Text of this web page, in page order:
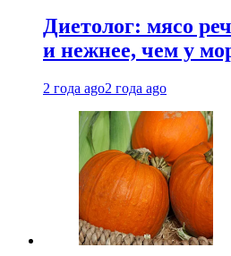
Диетолог: мясо
и нежнее, чем у
2 года ago2 года ago